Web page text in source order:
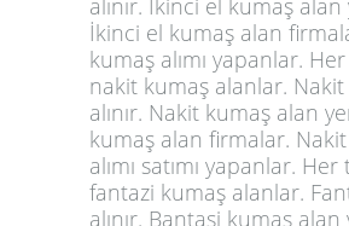
İkinci el kumaş alan
kumaş alımı yapanlar.
nakit kumaş alanlar.
alınır. Nakit kumaş alan
kumaş alan firmalar.
alımı satımı yapanlar.
fantazi kumaş alanlar.
alınır. Bantasi kumaş alan